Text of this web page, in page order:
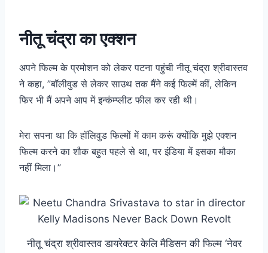
नीतू चंद्रा का एक्शन
अपने फिल्म के प्रमोशन को लेकर पटना पहुंची नीतू चंद्रा श्रीवास्तव
ने कहा, ”बॉलीवुड से लेकर साउथ तक मैंने कई फिल्में कीं, लेकिन
फिर भी मैं अपने आप में इन्कंम्प्लीट फील कर रही थी।
मेरा सपना था कि हॉलिवुड फिल्मों में काम करूं क्योंकि मुझे एक्शन
फिल्म करने का शौक बहुत पहले से था, पर इंडिया में इसका मौका
नहीं मिला।”
नीतू चंद्रा श्रीवास्तव डायरेक्टर केलि मैडिसन की फिल्म ‘नेवर